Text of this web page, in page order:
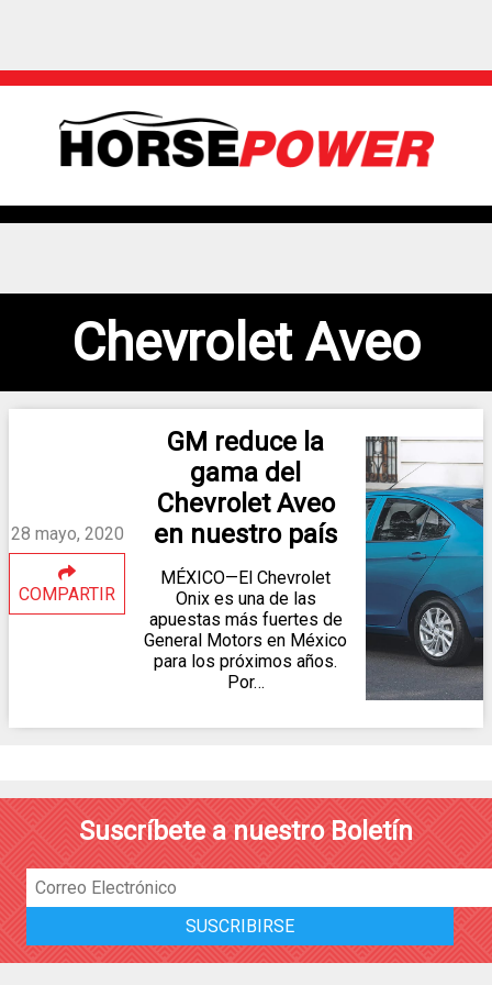
Chevrolet Aveo
28 mayo, 2020
COMPARTIR
GM reduce la
gama del
Chevrolet Aveo
en nuestro país
MÉXICO—El Chevrolet
Onix es una de las
apuestas más fuertes de
General Motors en México
para los próximos años.
Por…
Suscríbete a nuestro Boletín